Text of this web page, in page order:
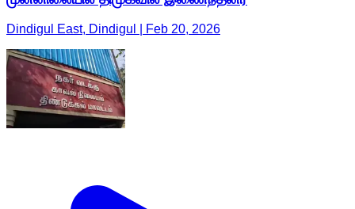
Dindigul East, Dindigul | Feb 20, 2026